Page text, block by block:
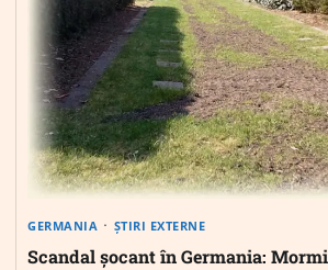
GERMANIA ȘTIRI EXTERNE
Scandal șocant în Germania: